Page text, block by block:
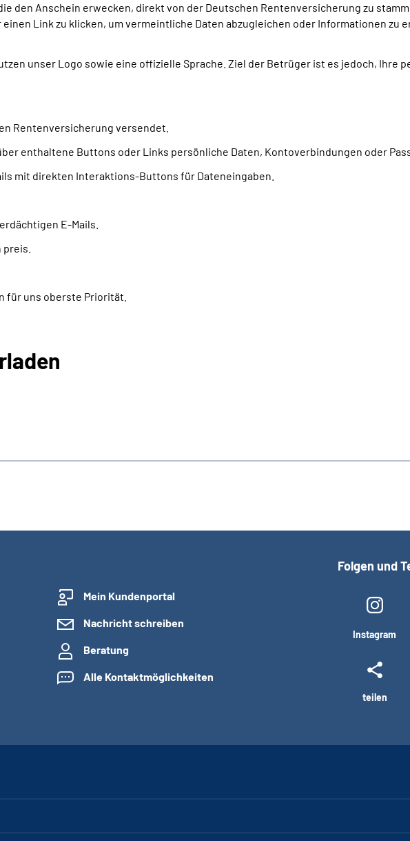
den Anschein erwecken, direkt von der Deutschen Rentenversicherung zu
Link zu klicken, um vermeintliche Daten abzugleichen oder Informationen zu
unser Logo sowie eine offizielle Sprache. Ziel der Betrüger ist es jedoch, Ihre
Rentenversicherung versendet.
enthaltene Buttons oder Links persönliche Daten, Kontoverbindungen oder
mit direkten Interaktions-Buttons für Dateneingaben.
E-Mails.
für uns oberste Priorität.
Mein Kundenportal
Nachricht schreiben
Beratung
Alle Kontaktmöglichkeiten
Folgen und
Instagram
teilen